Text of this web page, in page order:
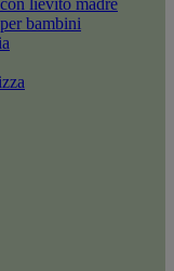
lievito madre
bambini